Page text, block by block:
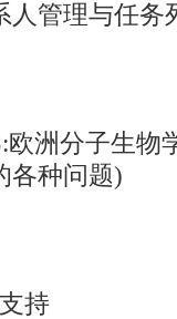
人管理与任务
欧洲分子生物
各种问题)
持